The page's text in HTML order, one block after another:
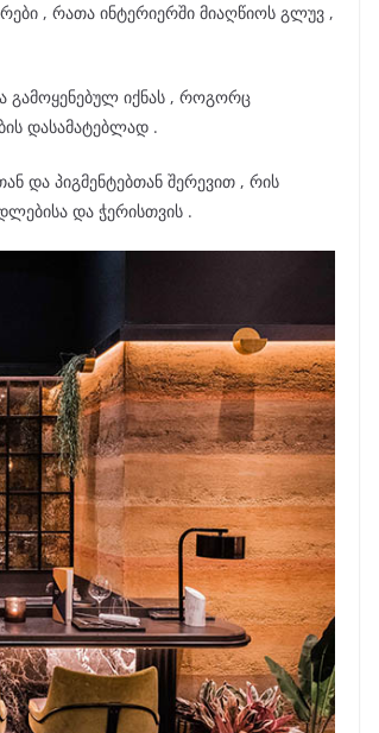
, რათა ინტერიერში მიაღწიოს გლუვ ,
გამოყენებულ იქნას , როგორც
დასამატებლად .
და პიგმენტებთან შერევით , რის
და ჭერისთვის .